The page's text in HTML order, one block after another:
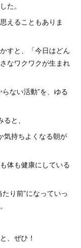
た。
えることもありま
すと、「今日はどん
なワクワクが生まれ
ない活動”を、ゆる
と、
気持ちよくなる朝が
体も健康にしている
り前”になっていっ
、ぜひ！